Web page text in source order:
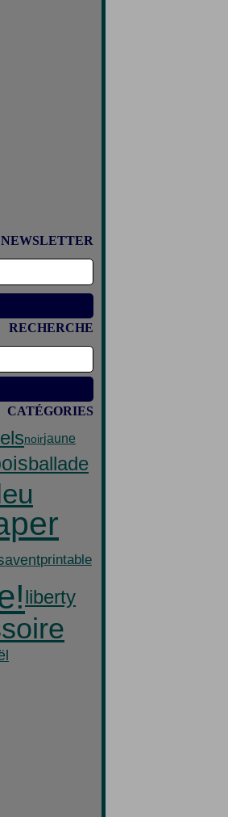
NEWSLETTER
RECHERCHE
CATÉGORIES
noirjaune
ballade
aventprintable
liberty